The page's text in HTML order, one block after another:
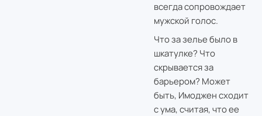
всегда сопровождает
мужской голос.
Что за зелье было в
шкатулке? Что
скрывается за
барьером? Может
быть, Имоджен сходит
с ума, считая, что ее